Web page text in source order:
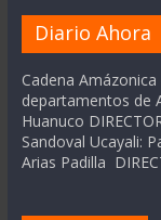
Diario Ahora
Cadena
departamentos de
Huanuco
Sandoval Ucayali:
Arias Padilla